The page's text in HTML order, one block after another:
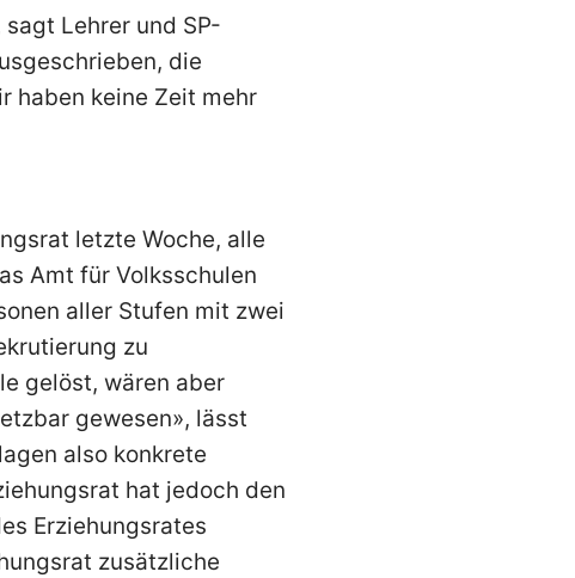
Lehrer und SP-
die
haben keine Zeit mehr
letzte Woche, alle
Amt für Volksschulen
aller Stufen mit zwei
zu
gelöst, wären aber
gewesen», lässt
also konkrete
hat jedoch den
Erziehungsrates
zusätzliche